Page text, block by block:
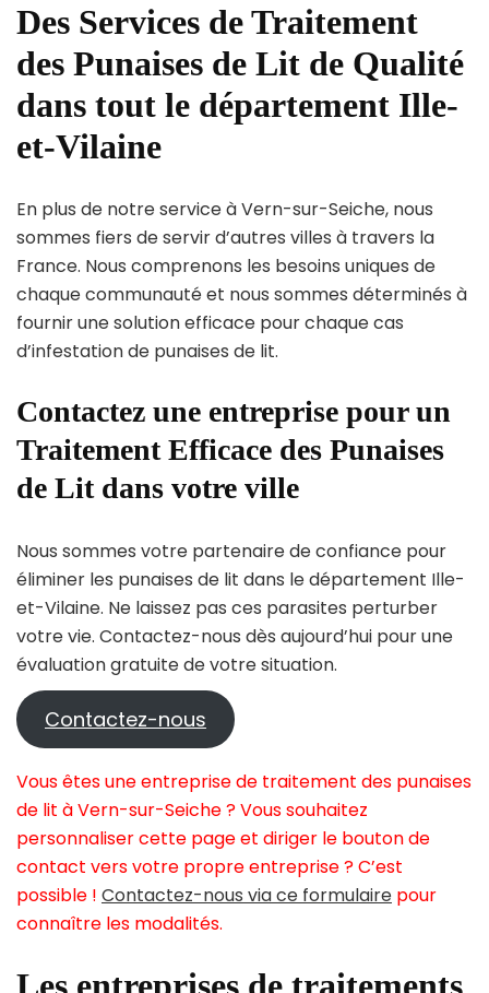
Des Services de Traitement
des Punaises de Lit de Qualité
dans tout le département Ille-
et-Vilaine
En plus de notre service à Vern-sur-Seiche, nous
sommes fiers de servir d’autres villes à travers la
France. Nous comprenons les besoins uniques de
chaque communauté et nous sommes déterminés à
fournir une solution efficace pour chaque cas
d’infestation de punaises de lit.
Contactez une entreprise pour un
Traitement Efficace des Punaises
de Lit dans votre ville
Nous sommes votre partenaire de confiance pour
éliminer les punaises de lit dans le département Ille-
et-Vilaine. Ne laissez pas ces parasites perturber
votre vie. Contactez-nous dès aujourd’hui pour une
évaluation gratuite de votre situation.
Contactez-nous
Vous êtes une entreprise de traitement des punaises
de lit à Vern-sur-Seiche ? Vous souhaitez
personnaliser cette page et diriger le bouton de
contact vers votre propre entreprise ? C’est
possible ! Contactez-nous via ce formulaire pour
connaître les modalités.